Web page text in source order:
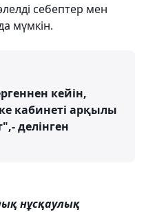
себептер мен
мүмкін.
кейін,
кабинеті арқылы
делінген
нұсқаулық